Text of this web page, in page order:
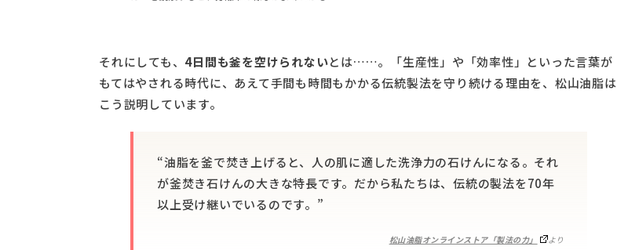
それにしても、 4日間も釜を空けられないとは……。「生産性」や「効率性」といった言葉が
もてはやされる時代に、あえて手間も時間もかかる伝統製法を守り続ける理由を、松山油脂は
こう説明しています。
“油脂を釜で焚き上げると、人の肌に適した洗浄力の石けんになる。それ
が釜焚き石けんの大きな特長です。だから私たちは、伝統の製法を70年
以上受け継いでいるのです。”
松山油脂オンラインストア「製法の力」 より